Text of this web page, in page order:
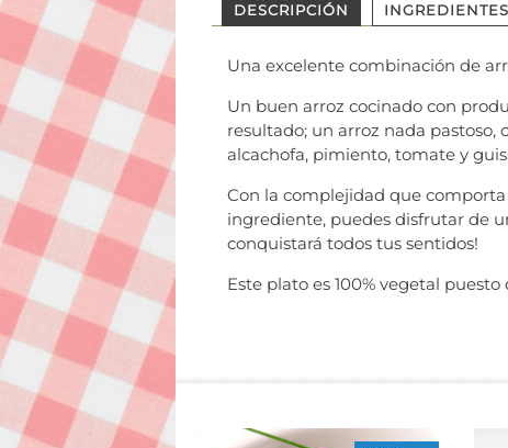
DESCRIPCIÓN INGREDIENTES
Una excelente combinación de
Un buen arroz cocinado con
resultado; un arroz nada
alcachofa, pimiento, tomate y
Con la complejidad que
ingrediente, puedes disfrutar de
conquistará todos tus sentidos!
Este plato es 100% vegetal